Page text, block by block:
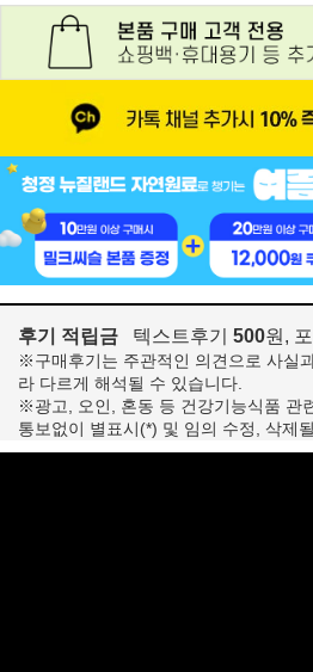
후기 적립금 텍스트후기 500원,
※구매후기는 주관적인 의견으로 사실
라 다르게 해석될 수 있습니다.
※광고, 오인, 혼동 등 건강기능식품 관
통보없이 별표시(*) 및 임의 수정, 삭제